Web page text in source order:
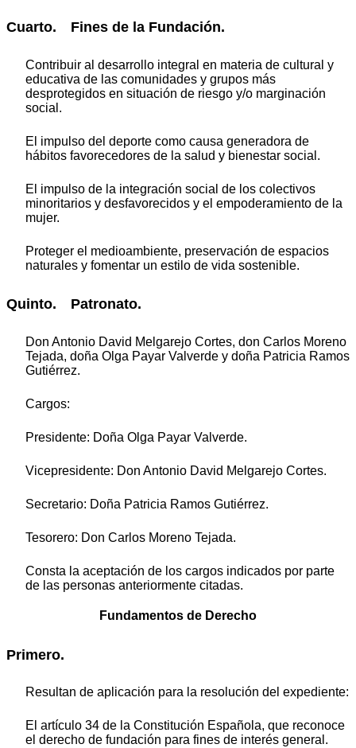
Cuarto. Fines de la Fundación.
Contribuir al desarrollo integral en materia de cultural y
educativa de las comunidades y grupos más
desprotegidos en situación de riesgo y/o marginación
social.
El impulso del deporte como causa generadora de
hábitos favorecedores de la salud y bienestar social.
El impulso de la integración social de los colectivos
minoritarios y desfavorecidos y el empoderamiento de la
mujer.
Proteger el medioambiente, preservación de espacios
naturales y fomentar un estilo de vida sostenible.
Quinto. Patronato.
Don Antonio David Melgarejo Cortes, don Carlos Moreno
Tejada, doña Olga Payar Valverde y doña Patricia Ramos
Gutiérrez.
Cargos:
Presidente: Doña Olga Payar Valverde.
Vicepresidente: Don Antonio David Melgarejo Cortes.
Secretario: Doña Patricia Ramos Gutiérrez.
Tesorero: Don Carlos Moreno Tejada.
Consta la aceptación de los cargos indicados por parte
de las personas anteriormente citadas.
Fundamentos de Derecho
Primero.
Resultan de aplicación para la resolución del expediente:
El artículo 34 de la Constitución Española, que reconoce
el derecho de fundación para fines de interés general.